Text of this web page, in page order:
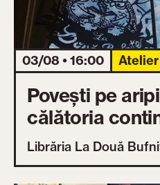
03/08 • 16:00 Atelier
Povești pe
călătoria
Librăria La Două